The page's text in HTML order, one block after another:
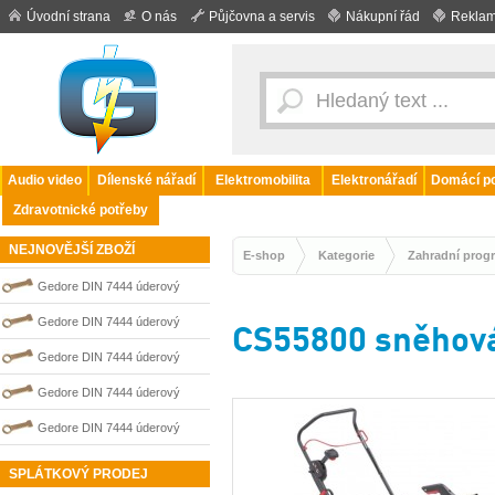
Úvodní strana O nás Půjčovna a servis Nákupní řád
Audio video Dílenské nářadí Elektromobilita Elektronářadí
Domácí
Zdravotnické potřeby
NEJNOVĚJŠÍ ZBOŽÍ
Gedore DIN 7444 úderový
nejiskřivý plochý (palcový) klíč
0100208S
Gedore DIN 7444 úderový
nejiskřivý plochý (palcový) klíč
0100210S
Gedore DIN 7444 úderový
nejiskřivý plochý (palcový) klíč
0100202S
Gedore DIN 7444 úderový
nejiskřivý plochý (palcový) klíč
0100203S
Gedore DIN 7444 úderový
nejiskřivý plochý (palcový) klíč
SPLÁTKOVÝ PRODEJ
E-shop Kategorie Zahradní
CS55800